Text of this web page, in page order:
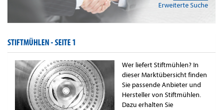
Erweiterte Suche
STIFTMÜHLEN -SEITE 1
Wer liefert Stiftmühlen? In
dieser Marktübersicht finden
Sie passende Anbieter und
Hersteller von Stiftmühlen.
Dazu erhalten Sie